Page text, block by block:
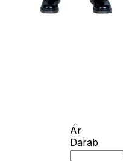
Ár
Darab